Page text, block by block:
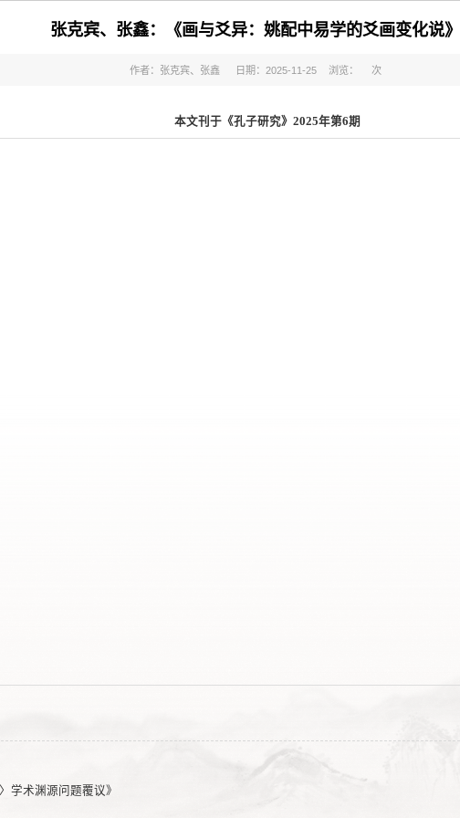
张克宾、张鑫：《画与爻异：姚配中易学的爻画变化说》
作者：张克宾、张鑫 日期：2025-11-25 浏览： 次
本文刊于《孔子研究》2025年第6期
学术渊源问题覆议》